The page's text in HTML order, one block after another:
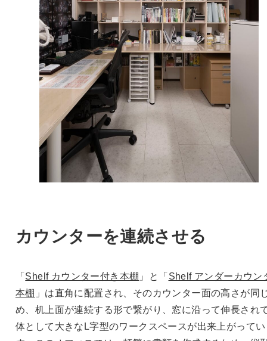
カウンターを連続させる
「 Shelf カウンター付き本棚 」と「 Shelf アンダーカウン
本棚 」は直角に配置され、そのカウンター面の高さが同
め、机上面が連続する形で繋がり、窓に沿って伸長され
体として大きなL字型のワークスペースが出来上がって